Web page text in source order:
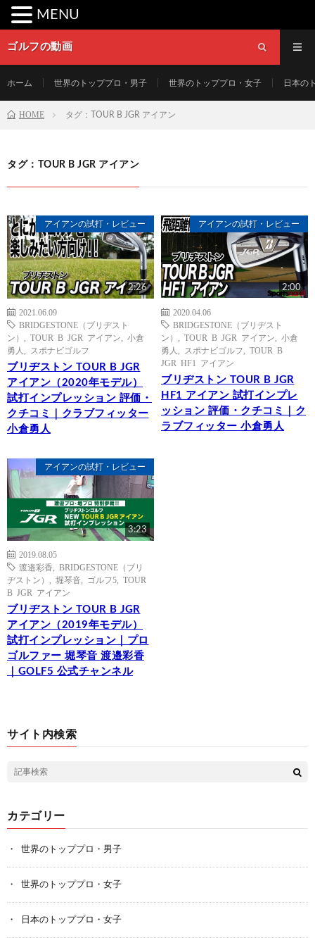
ゴルフの動画
ホーム 世界のトッププロ・男子 世界のトッププロ・女子 日本の
HOME タグ：TOUR B JGR アイアン
タグ：TOUR B JGR アイアン
アイアンの試打・レビュー
2:26
2021.06.09
BRIDGESTONE（ブリヂスト
ン）
TOUR B JGR アイアン
小倉
勇人
スポナビゴルフ
ブリヂストン TOUR B JGR
アイアン（2020年モデル）
試打インプレッション 評価・
クチコミ｜クラブフィッター
小倉勇人
アイアンの試打・レビュー
2:00
2020.04.06
BRIDGESTONE（ブリヂスト
ン）
TOUR B JGR アイアン
小倉
勇人
スポナビゴルフ
TOUR B
JGR HF1 アイアン
ブリヂストン TOUR B JGR
HF1 アイアン 試打インプレ
ッション 評価・クチコミ｜ク
ラブフィッター 小倉勇人
アイアンの試打・レビュー
3:23
2019.08.05
渡邉彩香
BRIDGESTONE（ブリ
ヂストン）
堀琴音 ゴルフ5
TOUR
B JGR アイアン
ブリヂストン TOUR B JGR
アイアン（2019年モデル）
試打インプレッション｜プロ
ゴルファー 堀琴音 渡邉彩香
｜GOLF5 公式チャンネル
サイト内検索
カテゴリー
世界のトッププロ・男子
世界のトッププロ・女子
日本のトッププロ・女子
MENU